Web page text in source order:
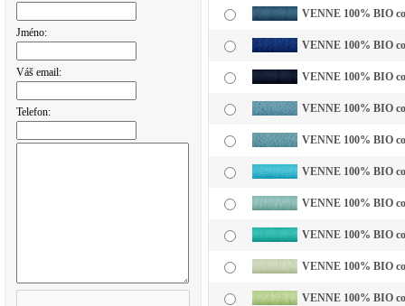
Jméno:
Váš email:
Telefon:
VENNE 100% BIO
VENNE 100% BIO
VENNE 100% BIO
VENNE 100% BIO
VENNE 100% BIO
VENNE 100% BIO
VENNE 100% BIO
VENNE 100% BIO
VENNE 100% BIO
VENNE 100% BIO